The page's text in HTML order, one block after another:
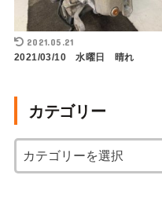
2021.05.21
2021/03/10 水曜日 晴れ
カテゴリー